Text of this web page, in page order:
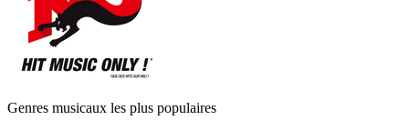
Genres musicaux les plus populaires